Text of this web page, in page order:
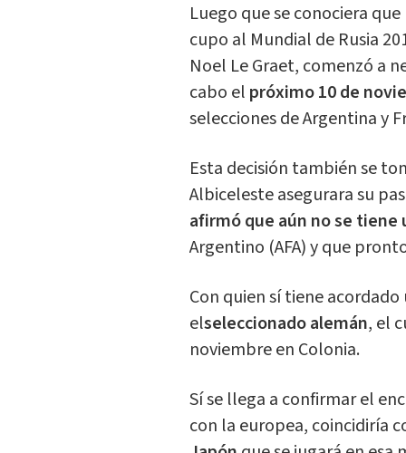
Luego que se conociera
cupo al Mundial de Rusia
Noel Le Graet, comenzó a
cabo el próximo 10 de
selecciones de Argentina y
Esta decisión también se
Albiceleste asegurara su
afirmó que aún no se tiene
Argentino (AFA) y que
Con quien sí tiene
elseleccionado alemán, el
noviembre en Colonia.
Sí se llega a confirmar el
con la europea, coincidiría